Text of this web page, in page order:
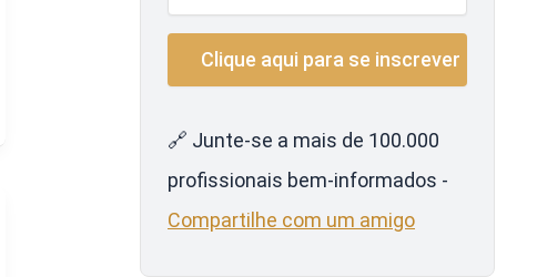
🔗 Junte-se a mais de 100.000
profissionais bem-informados -
Compartilhe com um amigo